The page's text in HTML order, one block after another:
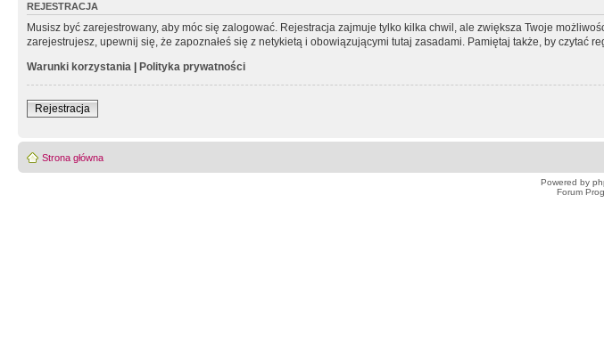
REJESTRACJA
Musisz być zarejestrowany, aby móc się zalogować. Rejestracja zajmuje tylko kilka chwil, ale zwiększa Twoje
zarejestrujesz, upewnij się, że zapoznałeś się z netykietą i obowiązującymi tutaj zasadami. Pamiętaj także, by czytać
Warunki korzystania | Polityka prywatności
Rejestracja
Strona główna
Powered by
Forum